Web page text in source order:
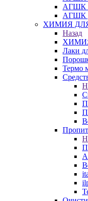
АГШК
АГШК
ХИМИЯ
Назад
Лаки
Термо